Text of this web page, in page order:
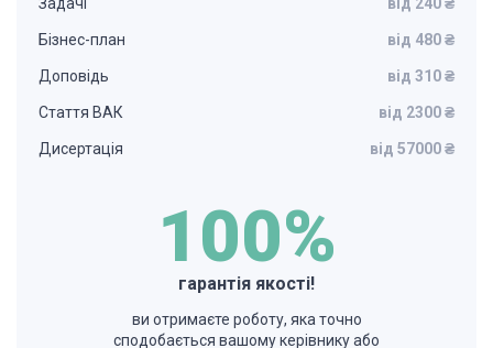
Бізнес-план від 480 ₴
Доповідь від 310 ₴
Стаття ВАК від 2300 ₴
Дисертація від 57000 ₴
100%
гарантія якості!
ви отримаєте роботу, яка точно
сподобається вашому керівнику або